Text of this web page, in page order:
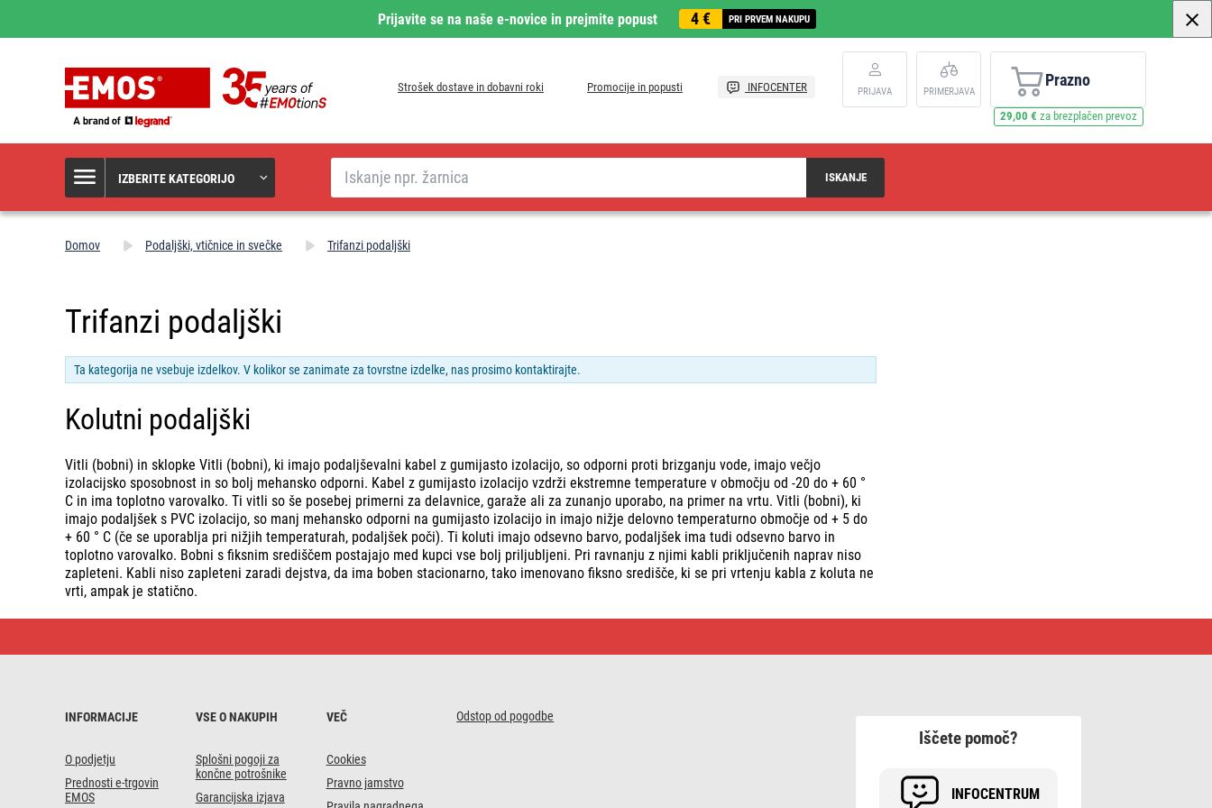
Prijavite se na naše e-novice in prejmite popust 4 € PRI PRVEM NAKUPU
Strošek dostave in dobavni roki Promocije in popusti INFOCENTER PRIJAVA PRIMERJAVA
Prazno
29,00 € za brezplačen prevoz
IZBERITE KATEGORIJO
Iskanje
ISKANJE
Domov Podaljški, vtičnice in svečke Trifanzi podaljški
Trifanzi podaljški
Ta kategorija ne vsebuje izdelkov. V kolikor se zanimate za tovrstne izdelke, nas prosimo kontaktirajte.
Kolutni podaljški
Vitli (bobni) in sklopke Vitli (bobni), ki imajo podaljševalni kabel z gumijasto izolacijo, so odporni proti brizganju vode, imajo večjo
izolacijsko sposobnost in so bolj mehansko odporni. Kabel z gumijasto izolacijo vzdrži ekstremne temperature v območju od -20 do + 60 °
C in ima toplotno varovalko. Ti vitli so še posebej primerni za delavnice, garaže ali za zunanjo uporabo, na primer na vrtu. Vitli (bobni), ki
imajo podaljšek s PVC izolacijo, so manj mehansko odporni na gumijasto izolacijo in imajo nižje delovno temperaturno območje od + 5 do
+ 60 ° C (če se uporablja pri nižjih temperaturah, podaljšek poči). Ti koluti imajo odsevno barvo, podaljšek ima tudi odsevno barvo in
toplotno varovalko. Bobni s fiksnim središčem postajajo med kupci vse bolj priljubljeni. Pri ravnanju z njimi kabli priključenih naprav niso
zapleteni. Kabli niso zapleteni zaradi dejstva, da ima boben stacionarno, tako imenovano fiksno središče, ki se pri vrtenju kabla z koluta ne
vrti, ampak je statično.
INFORMACIJE
O podjetju
Prednosti e-trgovin
EMOS
VSE O NAKUPIH
Splošni pogoji za
končne potrošnike
Garancijska izjava
VEČ
Cookies
Pravno jamstvo
Odstop od pogodbe
Iščete pomoč?
INFOCENTRUM